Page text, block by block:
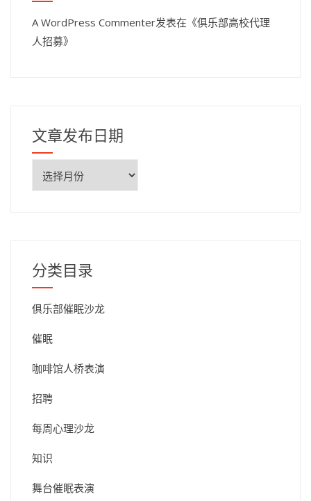
A WordPress Commenter发表在《俱乐部高校代理
人招募》
文章发布日期
期
分类目录
俱乐部催眠沙龙
催眠
咖啡馆人桥表演
招聘
每周心理沙龙
知识
舞台催眠表演